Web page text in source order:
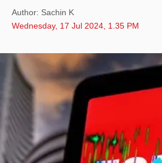
Author: Sachin K
Wednesday, 17 Jul 2024, 1.35 PM